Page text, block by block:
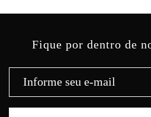
Fique por dentro de